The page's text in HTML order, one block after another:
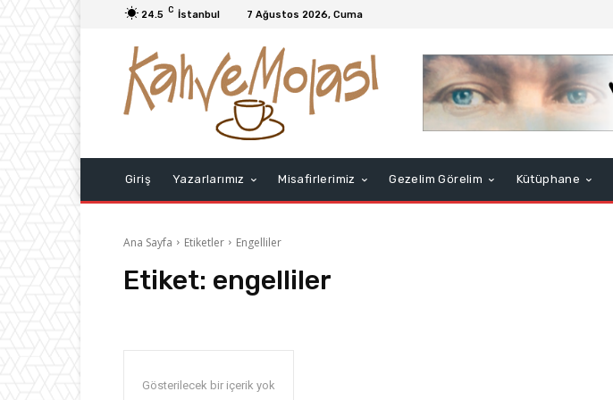
24.5 C İstanbul 7 Ağustos 2026, Cuma
Giriş Yazarlarımız Misafirlerimiz Gezelim Görelim Kütüphane
Ana Sayfa Etiketler Engelliler
Etiket: engelliler
Gösterilecek bir içerik yok